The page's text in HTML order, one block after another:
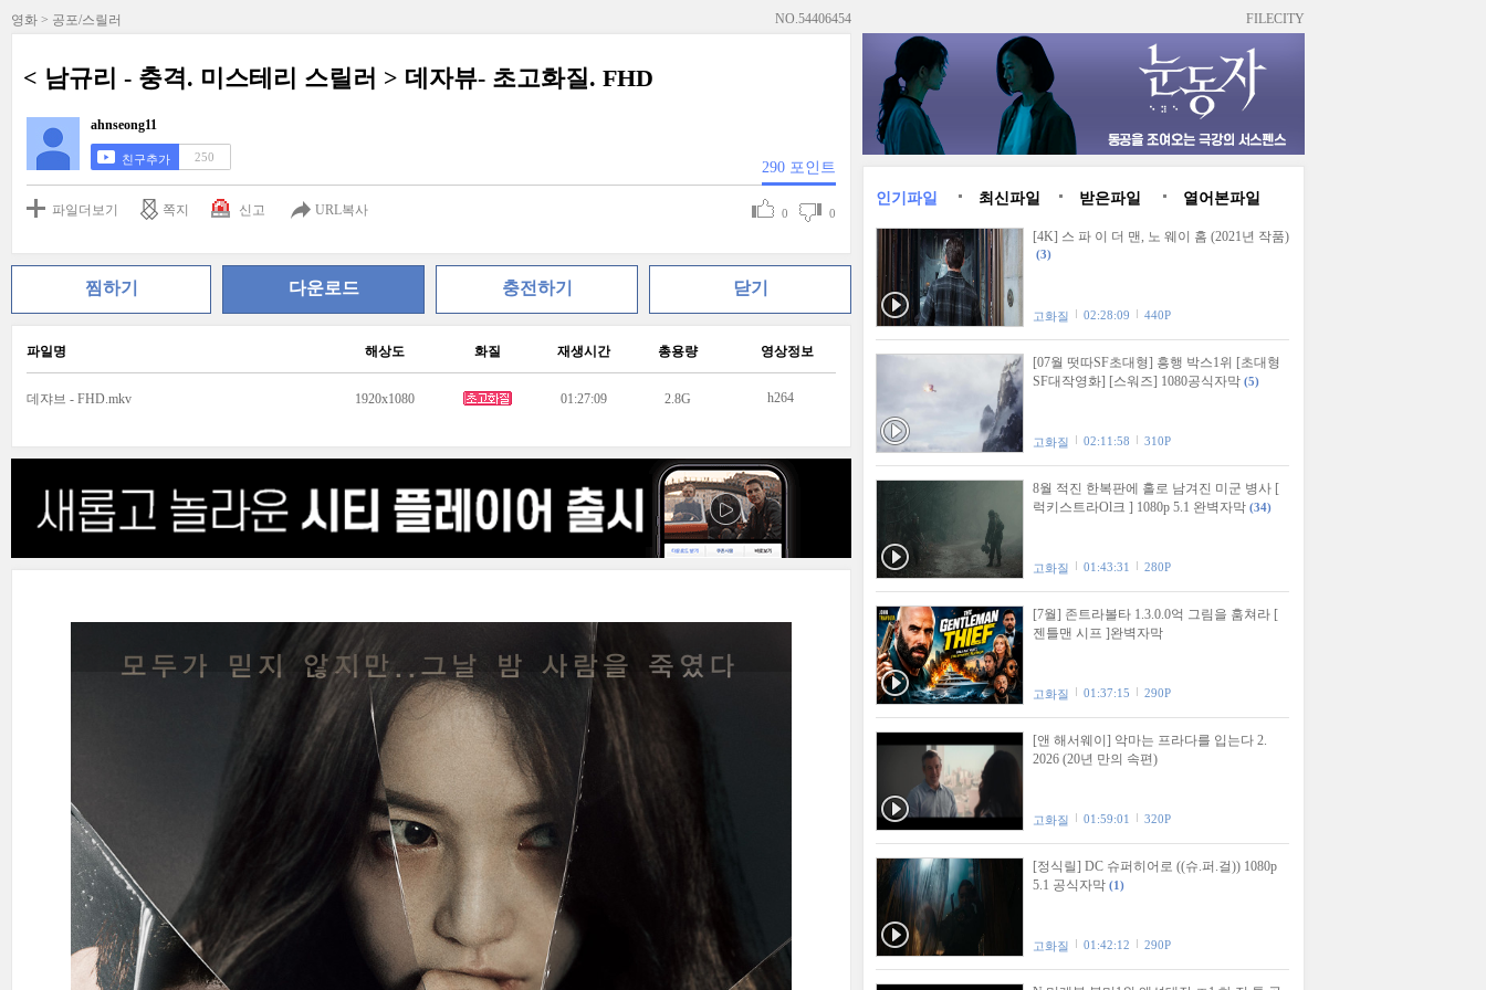
영화 > 공포/스릴러 NO.54406454
< 남규리 - 충격. 미스테리 스릴러 > 데자뷰- 초고화질. FHD
ahnseong11
친구추가 250
290 포인트
파일더보기 쪽지 신고 URL복사 0 0
찜하기 다운로드 충전하기 닫기
파일명 해상도 화질 재생시간 총용량 영상정보
데쟈브 - FHD.mkv 1920x1080 01:27:09 2.8G h264
FILECITY
인기파일 최신파일 받은파일 열어본파일
[4K] 스 파 이 더 맨, 노 웨이 홈 (2021년 작품)
(3)
고화질 02:28:09 440P
[07월 떳따SF초대형] 흥행 박스1위 [초대형
SF대작영화] [스워즈] 1080공식자막 (5)
고화질 02:11:58 310P
8월 적진 한복판에 홀로 남겨진 미군 병사 [
럭키스트라Ol크 ] 1080p 5.1 완벽자막 (34)
고화질 01:43:31 280P
[7월] 존트라볼타 1.3.0.0억 그림을 훔쳐라 [
젠틀맨 시프 ]완벽자막
고화질 01:37:15 290P
[앤 해서웨이] 악마는 프라다를 입는다 2.
2026 (20년 만의 속편)
고화질 01:59:01 320P
[정식릴] DC 슈퍼히어로 ((슈.퍼.걸)) 1080p
5.1 공식자막 (1)
고화질 01:42:12 290P